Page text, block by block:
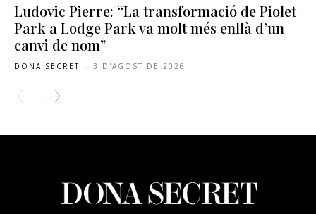
Ludovic Pierre: “La transformació de Piolet
Park a Lodge Park va molt més enllà d’un
canvi de nom”
DONA SECRET - 3 D'AGOST DE 2026